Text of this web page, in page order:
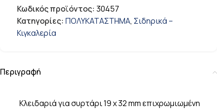
Κωδικός προϊόντος: 30457
Κατηγορίες: ΠΟΛΥΚΑΤΑΣΤΗΜΑ, Σιδηρικά –
Κιγκαλερία
Περιγραφή
Κλειδαριά για συρτάρι 19 x 32 mm επιχρωμιωμένη